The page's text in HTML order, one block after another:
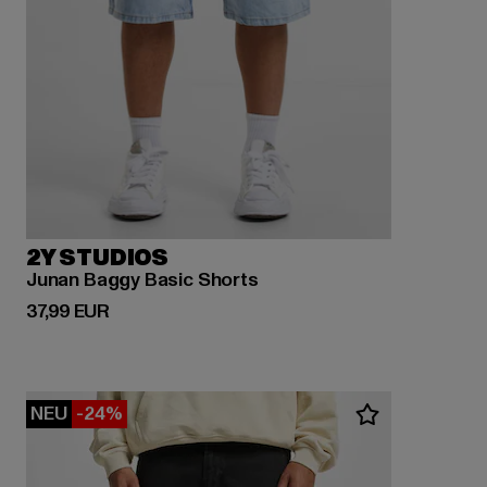
2Y STUDIOS
Junan Baggy Basic Shorts
37,99 EUR
Derzeitiger Preis: 37,99 EUR
NEU -24%